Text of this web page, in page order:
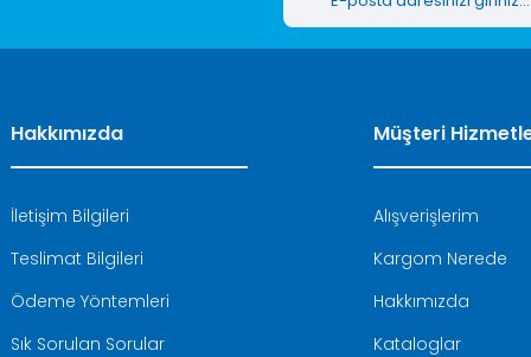
Hakkımızda
İletişim Bilgileri
Teslimat Bilgileri
Ödeme Yöntemleri
Sık Sorulan Sorular
Müşteri
Alışverişlerim
Kargom Nerede
Hakkımızda
Kataloglar